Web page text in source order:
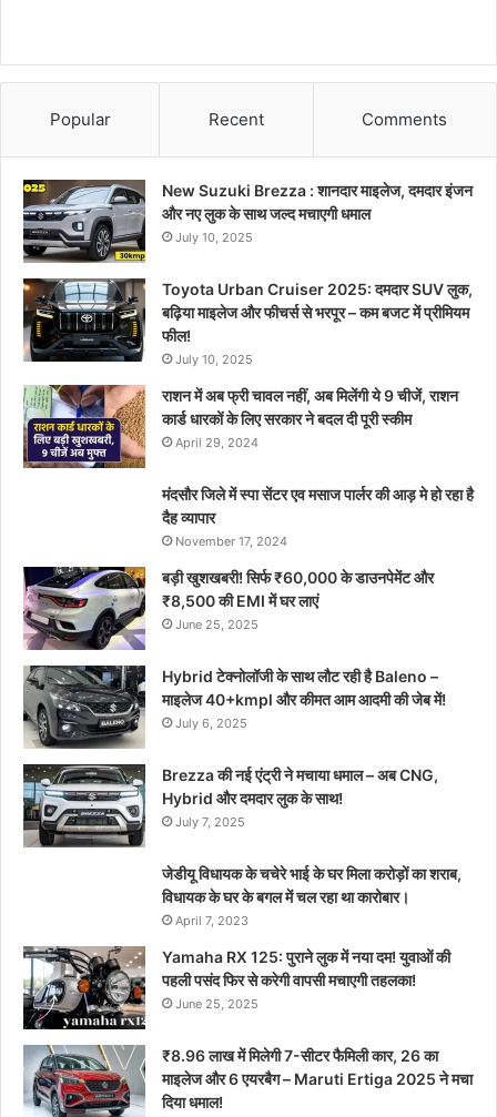
Popular Recent Comments
New Suzuki Brezza : शानदार माइलेज, दमदार इंजन
और नए लुक के साथ जल्द मचाएगी धमाल
July 10, 2025
Toyota Urban Cruiser 2025: दमदार SUV लुक,
बढ़िया माइलेज और फीचर्स से भरपूर – कम बजट में प्रीमियम
फील!
July 10, 2025
राशन में अब फ्री चावल नहीं, अब मिलेंगी ये 9 चीजें, राशन
कार्ड धारकों के लिए सरकार ने बदल दी पूरी स्कीम
April 29, 2024
मंदसौर जिले में स्पा सेंटर एव मसाज पार्लर की आड़ मे हो रहा है
दैह व्यापार
November 17, 2024
बड़ी खुशखबरी! सिर्फ ₹60,000 के डाउनपेमेंट और
₹8,500 की EMI में घर लाएं
June 25, 2025
Hybrid टेक्नोलॉजी के साथ लौट रही है Baleno –
माइलेज 40+kmpl और कीमत आम आदमी की जेब में!
July 6, 2025
Brezza की नई एंट्री ने मचाया धमाल – अब CNG,
Hybrid और दमदार लुक के साथ!
July 7, 2025
जेडीयू विधायक के चचेरे भाई के घर मिला करोड़ों का शराब,
विधायक के घर के बगल में चल रहा था कारोबार।
April 7, 2023
Yamaha RX 125: पुराने लुक में नया दम! युवाओं की
पहली पसंद फिर से करेगी वापसी मचाएगी तहलका!
June 25, 2025
₹8.96 लाख में मिलेगी 7-सीटर फैमिली कार, 26 का
माइलेज और 6 एयरबैग – Maruti Ertiga 2025 ने मचा
दिया धमाल!